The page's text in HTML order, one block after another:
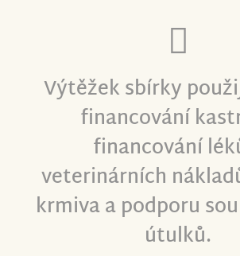
Výtěžek sbírky
financování
financování
veterinárních
krmiva a podporu
útulků.